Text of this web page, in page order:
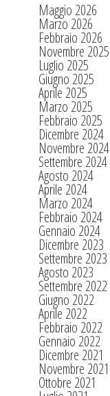
Maggio 2026
Marzo 2026
Febbraio 2026
Novembre 2025
Luglio 2025
Giugno 2025
Aprile 2025
Marzo 2025
Febbraio 2025
Dicembre 2024
Novembre 2024
Settembre 2024
Agosto 2024
Aprile 2024
Marzo 2024
Febbraio 2024
Gennaio 2024
Dicembre 2023
Settembre 2023
Agosto 2023
Settembre 2022
Giugno 2022
Aprile 2022
Febbraio 2022
Gennaio 2022
Dicembre 2021
Novembre 2021
Ottobre 2021